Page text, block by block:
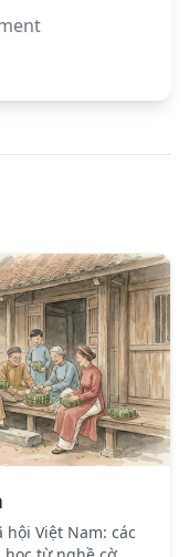
Việt Nam: các